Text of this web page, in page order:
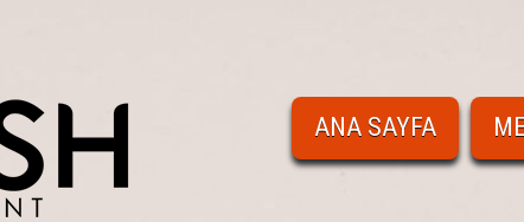
ANA SAYFA